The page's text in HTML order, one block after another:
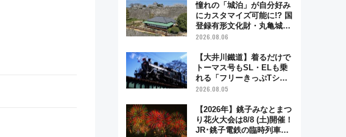
憧れの「城泊」が自分好み
にカスタマイズ可能に!? 国
登録有形文化財・丸亀城
「延寿閣別館」にオーダー
生！
2026.08.06
【大井川鐵道】着るだけで
トーマス号もSL・ELも乗
れる「フリーきっぷTシャ
ツ」8月6日より受注販売
2026.08.05
【2026年】銚子みなとまつ
り花火大会は8/8 (土)開催！
JR･銚子電鉄の臨時列車や